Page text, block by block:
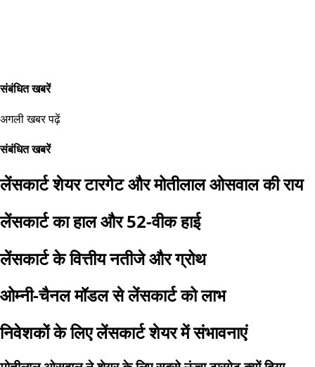
संबंधित खबरें
अगली खबर पढ़ें
संबंधित खबरें
लेंसकार्ट शेयर टारगेट और मोतीलाल ओसवाल की राय
लेंसकार्ट का हाल और 52-वीक हाई
लेंसकार्ट के वित्तीय नतीजे और ग्रोथ
ओम्नी-चैनल मॉडल से लेंसकार्ट को लाभ
निवेशकों के लिए लेंसकार्ट शेयर में संभावनाएं